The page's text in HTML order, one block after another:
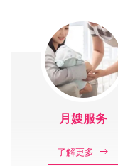
月嫂服务
了解更多